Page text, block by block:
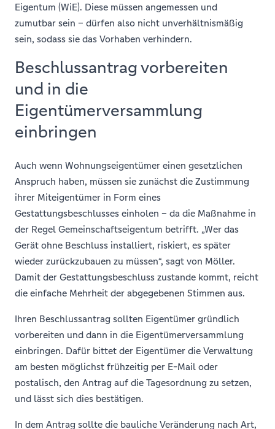
Eigentum (WiE). Diese müssen angemessen und
zumutbar sein – dürfen also nicht unverhältnismäßig
sein, sodass sie das Vorhaben verhindern.
Beschlussantrag vorbereiten
und in die
Eigentümerversammlung
einbringen
Auch wenn Wohnungseigentümer einen gesetzlichen
Anspruch haben, müssen sie zunächst die Zustimmung
ihrer Miteigentümer in Form eines
Gestattungsbeschlusses einholen – da die Maßnahme in
der Regel Gemeinschaftseigentum betrifft. „Wer das
Gerät ohne Beschluss installiert, riskiert, es später
wieder zurückzubauen zu müssen“, sagt von Möller.
Damit der Gestattungsbeschluss zustande kommt, reicht
die einfache Mehrheit der abgegebenen Stimmen aus.
Ihren Beschlussantrag sollten Eigentümer gründlich
vorbereiten und dann in die Eigentümerversammlung
einbringen. Dafür bittet der Eigentümer die Verwaltung
am besten möglichst frühzeitig per E-Mail oder
postalisch, den Antrag auf die Tagesordnung zu setzen,
und lässt sich dies bestätigen.
In dem Antrag sollte die bauliche Veränderung nach Art,